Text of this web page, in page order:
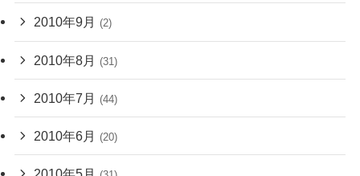
2010年9月 (2)
2010年8月 (31)
2010年7月 (44)
2010年6月 (20)